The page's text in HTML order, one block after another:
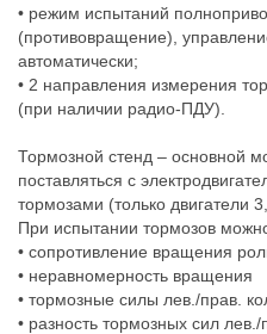
• режим испытаний
(противовращение),
автоматически;
• 2 направления измерения
(при наличии радио-ПДУ).
Тормозной стенд – основной
поставляться с
тормозами (только двигатели
При испытании тормозов
• сопротивление вращения
• неравномерность вращения
• тормозные силы лев./прав.
• разность тормозных сил лев./